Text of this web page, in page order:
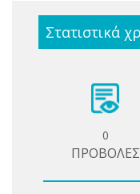
Στατιστικά
0
ΠΡΟΒΟΛΕΣ